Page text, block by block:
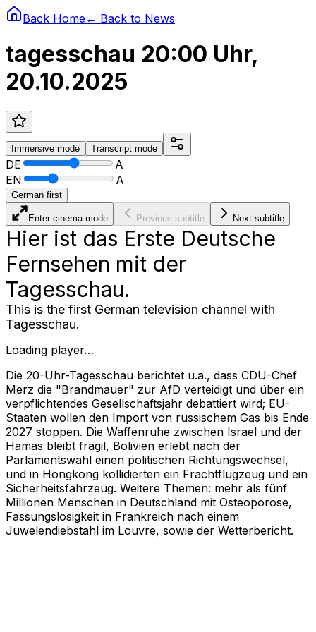
Back Home← Back to News
tagesschau 20:00 Uhr,
20.10.2025
Immersive mode Transcript mode
DE
A
EN
A
German first
Enter cinema mode Previous subtitle Next subtitle
Hier ist das Erste Deutsche
Fernsehen mit der
Tagesschau.
This is the first German television channel with
Tagesschau.
Loading player…
Die 20-Uhr-Tagesschau berichtet u.a., dass CDU-Chef
Merz die "Brandmauer" zur AfD verteidigt und über ein
verpflichtendes Gesellschaftsjahr debattiert wird; EU-
Staaten wollen den Import von russischem Gas bis Ende
2027 stoppen. Die Waffenruhe zwischen Israel und der
Hamas bleibt fragil, Bolivien erlebt nach der
Parlamentswahl einen politischen Richtungswechsel,
und in Hongkong kollidierten ein Frachtflugzeug und ein
Sicherheitsfahrzeug. Weitere Themen: mehr als fünf
Millionen Menschen in Deutschland mit Osteoporose,
Fassungslosigkeit in Frankreich nach einem
Juwelendiebstahl im Louvre, sowie der Wetterbericht.